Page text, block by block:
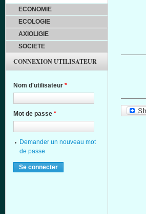
ECONOMIE
ECOLOGIE
AXIOLIGIE
SOCIETE
CONNEXION UTILISATEUR
Nom d'utilisateur *
Mot de passe *
Demander un nouveau mot
de passe